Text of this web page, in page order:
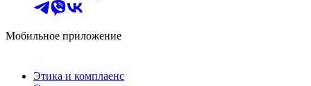
Мобильное приложение
Этика и комплаенс